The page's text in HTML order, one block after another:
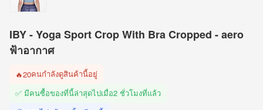
IBY - Yoga Sport Crop With Bra Cropped - aero
ฟ้าอากาศ
🔥20คนกำลังดูสินค้านี้อยู่
✅ มีคนซื้อของที่นี้ล่าสุดไปเมื่อ2 ชั่วโมงที่แล้ว